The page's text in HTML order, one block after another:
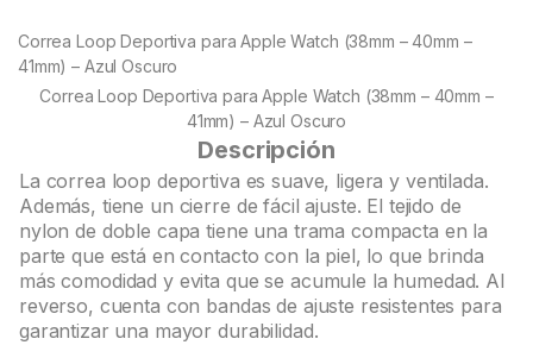
ratings
Correa Loop Deportiva para Apple Watch (38mm – 40mm –
41mm) – Azul Oscuro
Correa Loop Deportiva para Apple Watch (38mm – 40mm –
41mm) – Azul Oscuro
Descripción
La correa loop deportiva es suave, ligera y ventilada.
Además, tiene un cierre de fácil ajuste. El tejido de
nylon de doble capa tiene una trama compacta en la
parte que está en contacto con la piel, lo que brinda
más comodidad y evita que se acumule la humedad. Al
reverso, cuenta con bandas de ajuste resistentes para
garantizar una mayor durabilidad.